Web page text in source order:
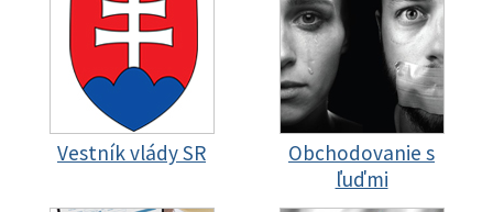
Vestník vlády SR
Obchodovanie s
ľuďmi